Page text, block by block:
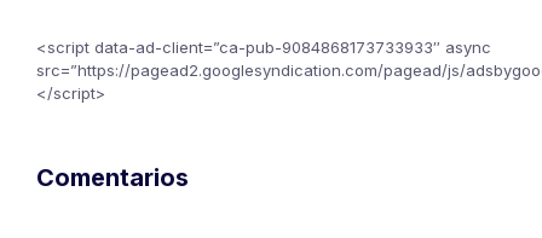
<script data-ad-client=”ca-pub-9084868173733933″ async
src=”https://pagead2.googlesyndication.com/pagead/js/
</script>
Comentarios